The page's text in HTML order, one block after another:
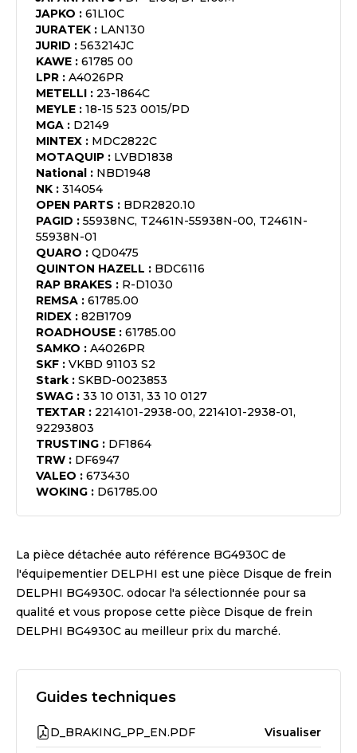
JAPKO : 61L10C
JURATEK : LAN130
JURID : 563214JC
KAWE : 61785 00
LPR : A4026PR
METELLI : 23-1864C
MEYLE : 18-15 523 0015/PD
MGA : D2149
MINTEX : MDC2822C
MOTAQUIP : LVBD1838
National : NBD1948
NK : 314054
OPEN PARTS : BDR2820.10
PAGID : 55938NC, T2461N-55938N-00, T2461N-
55938N-01
QUARO : QD0475
QUINTON HAZELL : BDC6116
RAP BRAKES : R-D1030
REMSA : 61785.00
RIDEX : 82B1709
ROADHOUSE : 61785.00
SAMKO : A4026PR
SKF : VKBD 91103 S2
Stark : SKBD-0023853
SWAG : 33 10 0131, 33 10 0127
TEXTAR : 2214101-2938-00, 2214101-2938-01,
92293803
TRUSTING : DF1864
TRW : DF6947
VALEO : 673430
WOKING : D61785.00
La pièce détachée auto référence BG4930C de
l'équipementier DELPHI est une pièce Disque de frein
DELPHI BG4930C. odocar l'a sélectionnée pour sa
qualité et vous propose cette pièce Disque de frein
DELPHI BG4930C au meilleur prix du marché.
Guides techniques
D_BRAKING_PP_EN.PDF Visualiser